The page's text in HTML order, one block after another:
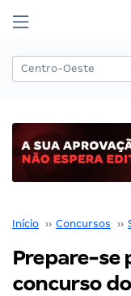
Início ›› Concursos ››
Prepare-se
concurso